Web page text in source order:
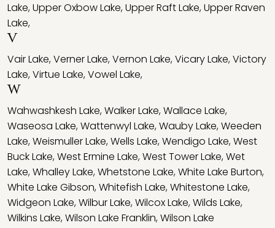
Lake,Upper Oxbow Lake,Upper Raft Lake,Upper Raven
Lake,
V
Vair Lake,Verner Lake,Vernon Lake,Vicary Lake,Victory
Lake,Virtue Lake,Vowel Lake,
W
Wahwashkesh Lake,Walker Lake,Wallace Lake,
Waseosa Lake,Wattenwyl Lake,Wauby Lake,Weeden
Lake,Weismuller Lake,Wells Lake,Wendigo Lake,West
Buck Lake,West Ermine Lake,West Tower Lake,Wet
Lake,Whalley Lake,Whetstone Lake,White Lake Burton,
White Lake Gibson,Whitefish Lake,Whitestone Lake,
Widgeon Lake,Wilbur Lake,Wilcox Lake,Wilds Lake,
Wilkins Lake,Wilson Lake Franklin,Wilson Lake